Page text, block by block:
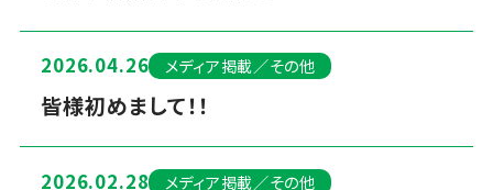
2026.04.26 メディア掲載／その他
皆様初めまして！！
2026.02.28 メディア掲載／その他